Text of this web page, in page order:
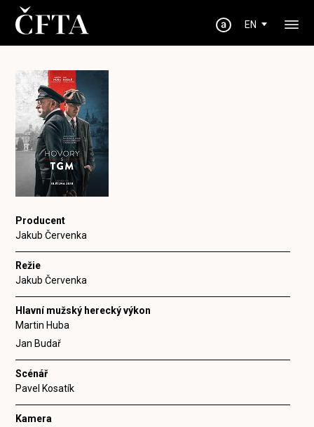
EN
Producent
Jakub Červenka
Režie
Jakub Červenka
Hlavní mužský herecký výkon
Martin Huba
Jan Budař
Scénář
Pavel Kosatík
Kamera